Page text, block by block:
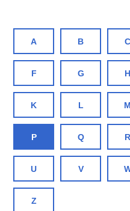
A B C
F G H
K L M
P Q R
U V
Z